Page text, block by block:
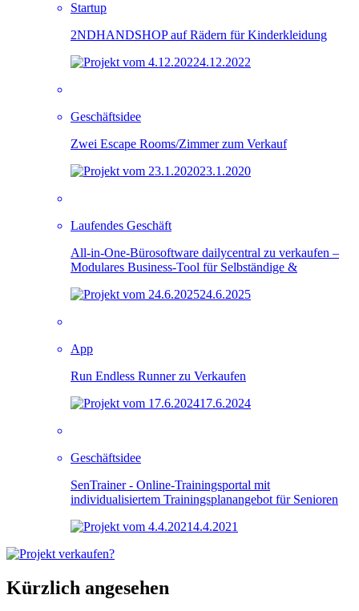
Startup
2NDHANDSHOP auf Rädern für Kinderkleidung
4.12.2022
Geschäftsidee
Zwei Escape Rooms/Zimmer zum Verkauf
23.1.2020
Laufendes Geschäft
All-in-One-Bürosoftware dailycentral zu verkaufen –
Modulares Business-Tool für Selbständige &
24.6.2025
App
Run Endless Runner zu Verkaufen
17.6.2024
Geschäftsidee
SenTrainer - Online-Trainingsportal mit
individualisiertem Trainingsplanangebot für Senioren
4.4.2021
Kürzlich angesehen